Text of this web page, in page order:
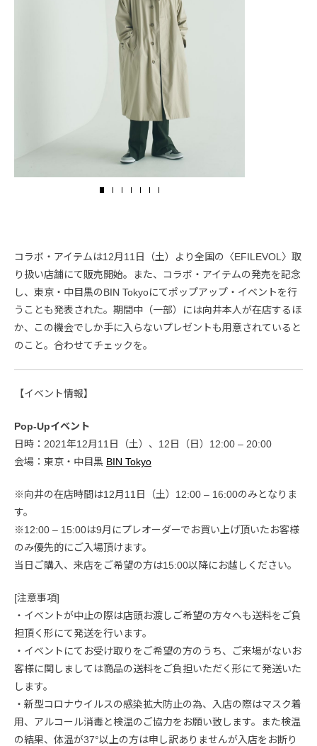
コラボ・アイテムは12月11日（土）より全国の〈EFILEVOL〉取
り扱い店舗にて販売開始。また、コラボ・アイテムの発売を記念
し、東京・中目黒のBIN Tokyoにてポップアップ・イベントを行
うことも発表された。期間中（一部）には向井本人が在店するほ
か、この機会でしか手に入らないプレゼントも用意されていると
のこと。合わせてチェックを。
【イベント情報】
Pop-Upイベント
日時：2021年12月11日（土）、12日（日）12:00 – 20:00
会場：東京・中目黒 BIN Tokyo
※向井の在店時間は12月11日（土）12:00 – 16:00のみとなりま
す。
※12:00 – 15:00は9月にプレオーダーでお買い上げ頂いたお客様
のみ優先的にご入場頂けます。
当日ご購入、来店をご希望の方は15:00以降にお越しください。
[注意事項]
・イベントが中止の際は店頭お渡しご希望の方々へも送料をご負
担頂く形にて発送を行います。
・イベントにてお受け取りをご希望の方のうち、ご来場がないお
客様に関しましては商品の送料をご負担いただく形にて発送いた
します。
・新型コロナウイルスの感染拡大防止の為、入店の際はマスク着
用、アルコール消毒と検温のご協力をお願い致します。また検温
の結果、体温が37°以上の方は申し訳ありませんが入店をお断り